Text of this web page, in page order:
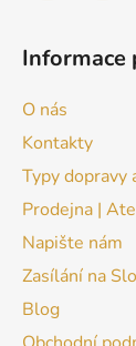
Informace
O nás
Kontakty
Typy dopravy
Prodejna |
Napište nám
Zasílání na
Blog